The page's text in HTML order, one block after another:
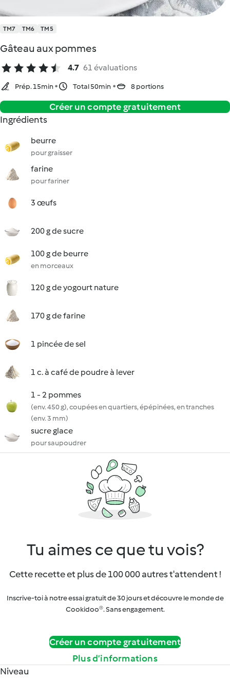
TM7 TM6 TM5
Gâteau aux pommes
4.7 61 évaluations
Prép. 15min Total 50min 8 portions
Créer un compte gratuitement
Ingrédients
beurre
pour graisser
farine
pour fariner
3 œufs
200 g de sucre
100 g de beurre
en morceaux
120 g de yogourt nature
170 g de farine
1 pincée de sel
1 c. à café de poudre à lever
1 - 2 pommes
(env. 450 g), coupées en quartiers, épépinées, en tranches
(env. 3 mm)
sucre glace
pour saupoudrer
Tu aimes ce que tu vois?
Cette recette et plus de 100 000 autres t'attendent !
Inscrive-toi à notre essai gratuit de 30 jours et découvre le monde de
Cookidoo®. Sans engagement.
Créer un compte gratuitement
Plus d’informations
Niveau